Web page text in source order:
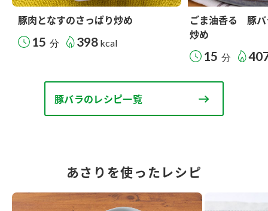
豚肉となすのさっぱり炒め
15 分 398 kcal
ごま油香る 豚バ
炒め
15 分
豚バラのレシピ一覧
あさりを使ったレシピ